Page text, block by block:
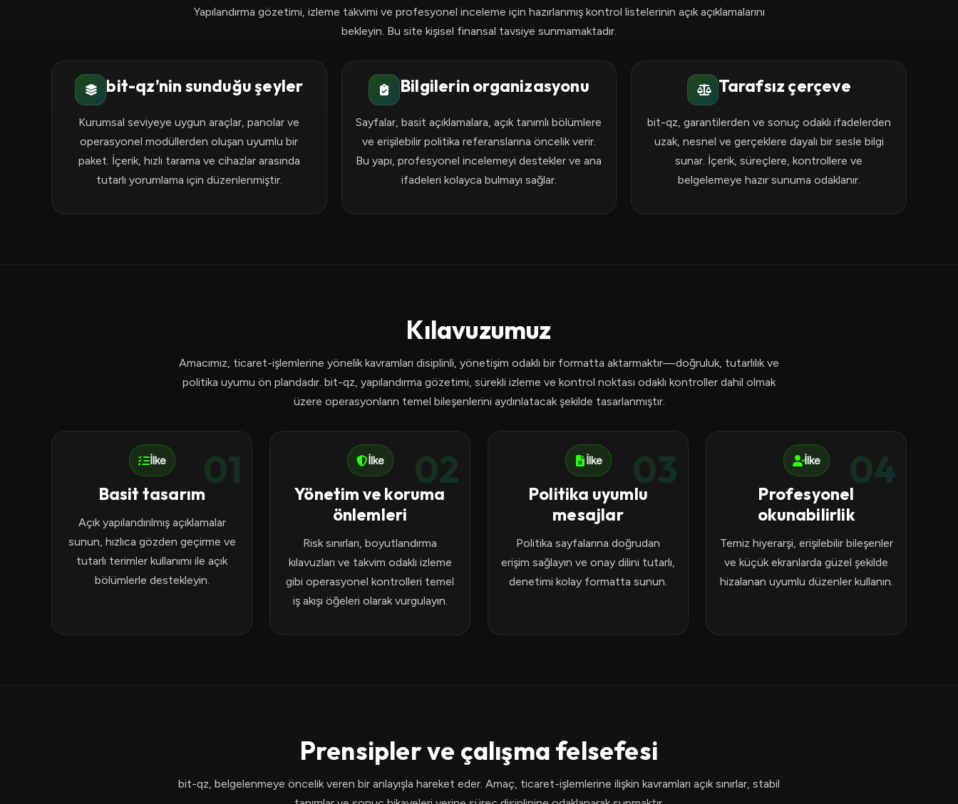
Yapılandırma gözetimi, izleme takvimi ve profesyonel inceleme için hazırlanmış kontrol listelerinin açık açıklamalarını
bekleyin. Bu site kişisel finansal tavsiye sunmamaktadır.
bit-qz’nin sunduğu şeyler
Kurumsal seviyeye uygun araçlar, panolar ve
operasyonel modüllerden oluşan uyumlu bir
paket. İçerik, hızlı tarama ve cihazlar arasında
tutarlı yorumlama için düzenlenmiştir.
Bilgilerin organizasyonu
Sayfalar, basit açıklamalara, açık tanımlı bölümlere
ve erişilebilir politika referanslarına öncelik verir.
Bu yapı, profesyonel incelemeyi destekler ve ana
ifadeleri kolayca bulmayı sağlar.
Tarafsız çerçeve
bit-qz, garantilerden ve sonuç odaklı ifadelerden
uzak, nesnel ve gerçeklere dayalı bir sesle bilgi
sunar. İçerik, süreçlere, kontrollere ve
belgelemeye hazır sunuma odaklanır.
Kılavuzumuz
Amacımız, ticaret-işlemlerine yönelik kavramları disiplinli, yönetişim odaklı bir formatta aktarmaktır—doğruluk, tutarlılık ve
politika uyumu ön plandadır. bit-qz, yapılandırma gözetimi, sürekli izleme ve kontrol noktası odaklı kontroller dahil olmak
üzere operasyonların temel bileşenlerini aydınlatacak şekilde tasarlanmıştır.
01
İlke
Basit tasarım
Açık yapılandırılmış açıklamalar
sunun, hızlıca gözden geçirme ve
tutarlı terimler kullanımı ile açık
bölümlerle destekleyin.
02
İlke
Yönetim ve koruma
önlemleri
Risk sınırları, boyutlandırma
kılavuzları ve takvim odaklı izleme
gibi operasyonel kontrolleri temel
iş akışı öğeleri olarak vurgulayın.
03
İlke
Politika uyumlu
mesajlar
Politika sayfalarına doğrudan
erişim sağlayın ve onay dilini tutarlı,
denetimi kolay formatta sunun.
04
İlke
Profesyonel
okunabilirlik
Temiz hiyerarşi, erişilebilir bileşenler
ve küçük ekranlarda güzel şekilde
hizalanan uyumlu düzenler kullanın.
Prensipler ve çalışma felsefesi
bit-qz, belgelenmeye öncelik veren bir anlayışla hareket eder. Amaç, ticaret-işlemlerine ilişkin kavramları açık sınırlar, stabil